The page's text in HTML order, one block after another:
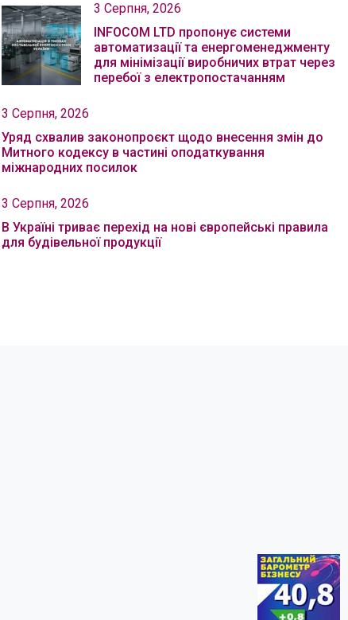
3 Серпня, 2026
INFOCOM LTD пропонує системи
автоматизації та енергоменеджменту
для мінімізації виробничих втрат через
перебої з електропостачанням
3 Серпня, 2026
Уряд схвалив законопроєкт щодо внесення змін до
Митного кодексу в частині оподаткування
міжнародних посилок
3 Серпня, 2026
В Україні триває перехід на нові європейські правила
для будівельної продукції